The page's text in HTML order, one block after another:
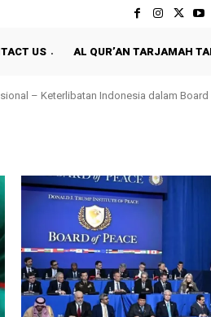
US AL QUR’AN TARJAMAH
– Keterlibatan Indonesia dalam Board of